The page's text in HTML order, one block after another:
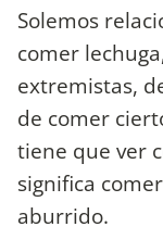
Solemos
comer
extremistas,
de comer
tiene que ver
significa
aburrido.